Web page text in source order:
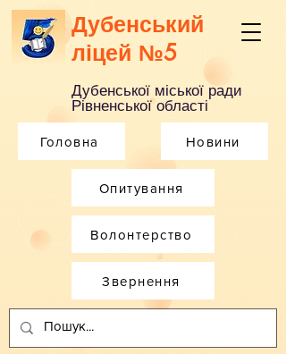
Дубенський
ліцей №5
Дубенської міської ради
Рівненської області
Головна Новини
Опитування
Волонтерство
Звернення